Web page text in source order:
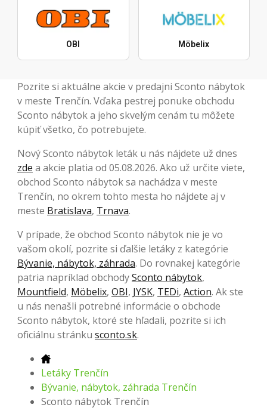
OBI Möbelix
Pozrite si aktuálne akcie v predajni Sconto nábytok
v meste Trenčín. Vďaka pestrej ponuke obchodu
Sconto nábytok a jeho skvelým cenám tu môžete
kúpiť všetko, čo potrebujete.
Nový Sconto nábytok leták u nás nájdete už dnes
zde a akcie platia od 05.08.2026. Ako už určite viete,
obchod Sconto nábytok sa nachádza v meste
Trenčín, no okrem tohto mesta ho nájdete aj v
meste Bratislava, Trnava.
V prípade, že obchod Sconto nábytok nie je vo
vašom okolí, pozrite si ďalšie letáky z kategórie
Bývanie, nábytok, záhrada. Do rovnakej kategórie
patria napríklad obchodySconto nábytok,
Mountfield, Möbelix, OBI, JYSK, TEDi, Action. Ak ste
u nás nenašli potrebné informácie o obchode
Sconto nábytok, ktoré ste hľadali, pozrite si ich
oficiálnu stránku sconto.sk.
Letáky Trenčín
Bývanie, nábytok, záhrada Trenčín
Sconto nábytok Trenčín